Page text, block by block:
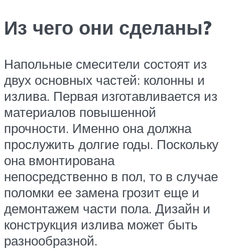
Из чего они сделаны?
Напольные смесители состоят из
двух основных частей: колонны и
излива. Первая изготавливается из
материалов повышенной
прочности. Именно она должна
прослужить долгие годы. Поскольку
она вмонтирована
непосредственно в пол, то в случае
поломки ее замена грозит еще и
демонтажем части пола. Дизайн и
конструкция излива может быть
разнообразной.